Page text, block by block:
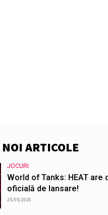
ARTICOLE
JOCURI
World of Tanks: HEAT are
oficială de lansare!
25/05/2026